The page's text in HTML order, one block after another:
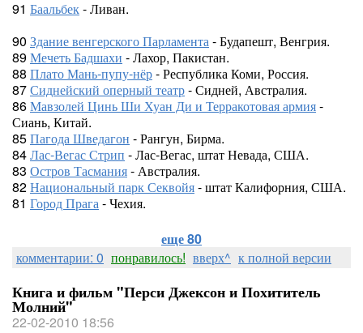
91 Баальбек- Ливан.
90 Здание венгерского Парламента- Будапешт, Венгрия.
89Мечеть Бадшахи - Лахор, Пакистан.
88 Плато Мань-пупу-нёр- Республика Коми, Россия.
87Сиднейский оперный театр- Сидней, Австралия.
86Мавзолей Цинь Ши Хуан Ди и Терракотовая армия-
Сиань, Китай.
85Пагода Шведагон - Рангун, Бирма.
84Лас-Вегас Стрип - Лас-Вегас, штат Невада, США.
83 Остров Тасмания- Австралия.
82Национальный парк Секвойя- штат Калифорния, США.
81 Город Прага- Чехия.
еще 80
комментарии: 0 понравилось! вверх^ к полной версии
Книга и фильм "Перси Джексон и Похититель
Молний"
22-02-2010 18:56